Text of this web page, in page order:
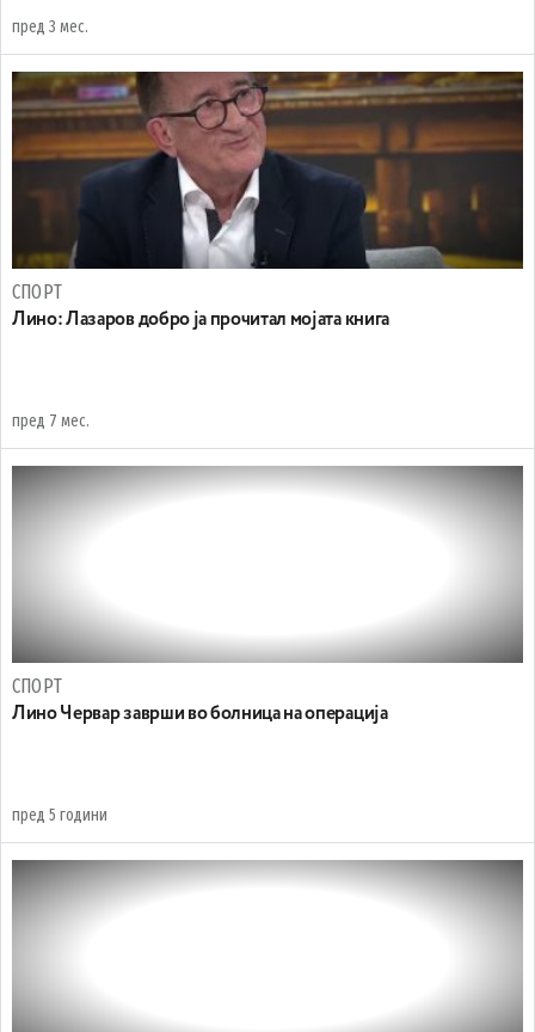
пред 3 мес.
СПОРТ
Лино: Лазаров добро ја прочитал мојата книга
пред 7 мес.
СПОРТ
Лино Червар заврши во болница на операција
пред 5 години